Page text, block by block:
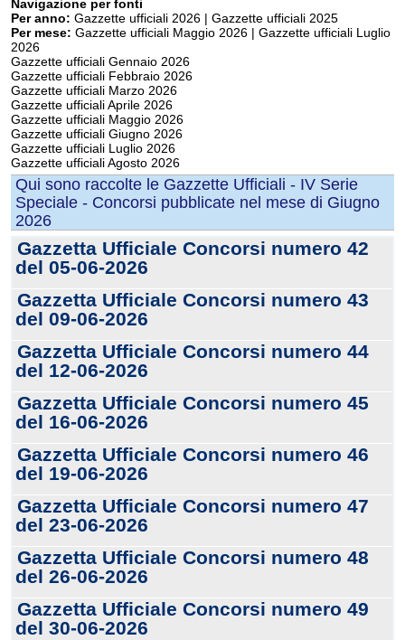
Navigazione per fonti
Per anno: Gazzette ufficiali 2026 | Gazzette ufficiali 2025
Per mese: Gazzette ufficiali Maggio 2026 | Gazzette ufficiali Luglio
2026
Gazzette ufficiali Gennaio 2026
Gazzette ufficiali Febbraio 2026
Gazzette ufficiali Marzo 2026
Gazzette ufficiali Aprile 2026
Gazzette ufficiali Maggio 2026
Gazzette ufficiali Giugno 2026
Gazzette ufficiali Luglio 2026
Gazzette ufficiali Agosto 2026
Qui sono raccolte le Gazzette Ufficiali - IV Serie
Speciale - Concorsi pubblicate nel mese di Giugno
2026
Gazzetta Ufficiale Concorsi numero 42
del 05-06-2026
Gazzetta Ufficiale Concorsi numero 43
del 09-06-2026
Gazzetta Ufficiale Concorsi numero 44
del 12-06-2026
Gazzetta Ufficiale Concorsi numero 45
del 16-06-2026
Gazzetta Ufficiale Concorsi numero 46
del 19-06-2026
Gazzetta Ufficiale Concorsi numero 47
del 23-06-2026
Gazzetta Ufficiale Concorsi numero 48
del 26-06-2026
Gazzetta Ufficiale Concorsi numero 49
del 30-06-2026